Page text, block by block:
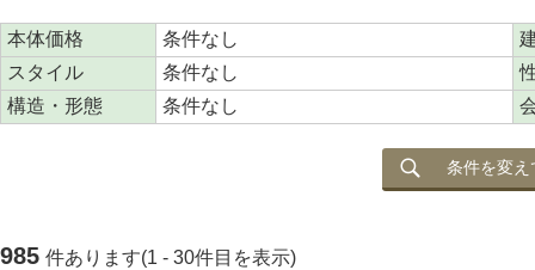
本体価格 条件なし
スタイル
条件なし
構造・形態
条件なし
条件を変え
985 件あります(1 - 30件目を表示)